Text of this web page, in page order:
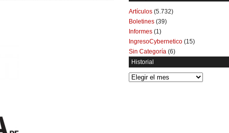
Artículos (5.732)
Boletines (39)
Informes (1)
IngresoCybernetico (15)
Sin Categoría (6)
Historial
Historial